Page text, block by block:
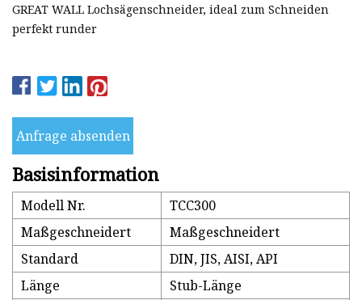
GREAT WALL Lochsägenschneider, ideal zum Schneiden
perfekt runder
Anfrage absenden
Basisinformation
Modell Nr.
TCC300
Maßgeschneidert
Maßgeschneidert
Standard
DIN, JIS, AISI, API
Länge
Stub-Länge